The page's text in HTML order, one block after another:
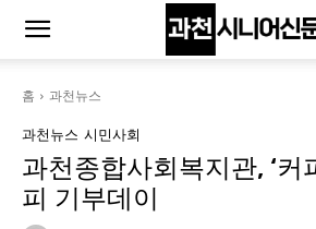
홈 과천뉴스
과천뉴스 시민사회
과천종합사회복지관, ‘커
피 기부데이